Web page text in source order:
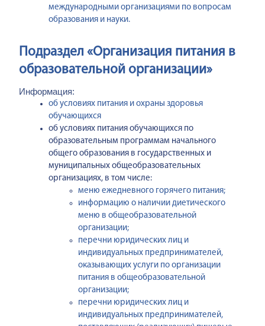
международными организациями по вопросам
образования и науки.
Подраздел «Организация питания в
образовательной организации»
Информация:
об условиях питания и охраны здоровья
обучающихся
об условиях питания обучающихся по
образовательным программам начального
общего образования в государственных и
муниципальных общеобразовательных
организациях, в том числе:
меню ежедневного горячего питания;
информацию о наличии диетического
меню в общеобразовательной
организации;
перечни юридических лиц и
индивидуальных предпринимателей,
оказывающих услуги по организации
питания в общеобразовательной
организации;
перечни юридических лиц и
индивидуальных предпринимателей,